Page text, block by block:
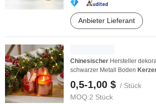
Anbieter Lieferant
Chinesischer Hersteller
schwarzer Metall Boden
0,5-1,00 $ / Stück
MOQ:2 Stück